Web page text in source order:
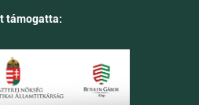
támogatta: